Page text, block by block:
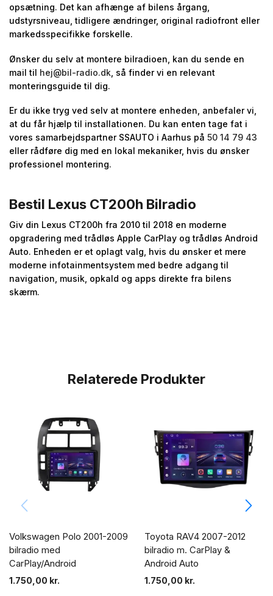
opsætning. Det kan afhænge af bilens årgang,
udstyrsniveau, tidligere ændringer, original radiofront eller
markedsspecifikke forskelle.
Ønsker du selv at montere bilradioen, kan du sende en
mail til hej@bil-radio.dk , så finder vi en relevant
monteringsguide til dig.
Er du ikke tryg ved selv at montere enheden, anbefaler vi,
at du får hjælp til installationen. Du kan enten tage fat i
vores samarbejdspartner SSAUTO i Aarhus på 50 14 79 43
eller rådføre dig med en lokal mekaniker, hvis du ønsker
professionel montering.
Bestil Lexus CT200h Bilradio
Giv din Lexus CT200h fra 2010 til 2018 en moderne
opgradering med trådløs Apple CarPlay og trådløs Android
Auto. Enheden er et oplagt valg, hvis du ønsker et mere
moderne infotainmentsystem med bedre adgang til
navigation, musik, opkald og apps direkte fra bilens
skærm.
Relaterede Produkter
Volkswagen Polo 2001-2009
bilradio med
CarPlay/Android
1.750,00 kr.
Toyota RAV4 2007-2012
bilradio m. CarPlay &
Android Auto
1.750,00 kr.